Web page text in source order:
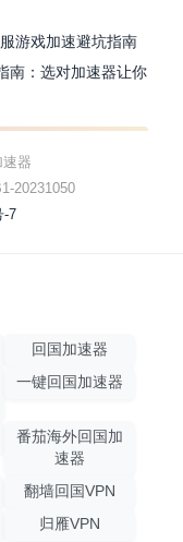
游戏加速避坑指南
南：选对加速器让你
器
20231050
-7
回国加速器
一键回国加速器
番茄海外回国加
速器
翻墙回国VPN
归雁VPN